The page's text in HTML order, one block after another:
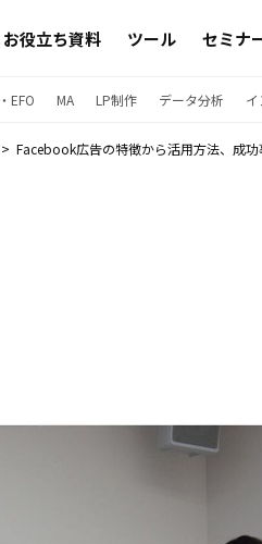
お役立ち資料 ツール セミナ
EFO MA LP制作 データ分析
Facebook広告の特徴から活用方法、成功事